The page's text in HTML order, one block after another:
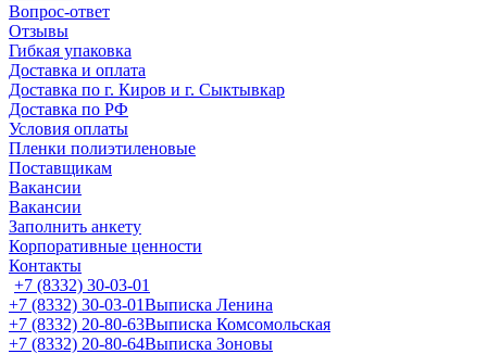
Вопрос-ответ
Отзывы
Гибкая упаковка
Доставка и оплата
Доставка по г. Киров и г. Сыктывкар
Доставка по РФ
Условия оплаты
Пленки полиэтиленовые
Поставщикам
Вакансии
Вакансии
Заполнить анкету
Корпоративные ценности
Контакты
+7 (8332) 30-03-01
+7 (8332) 30-03-01Выписка Ленина
+7 (8332) 20-80-63Выписка Комсомольская
+7 (8332) 20-80-64Выписка Зоновы